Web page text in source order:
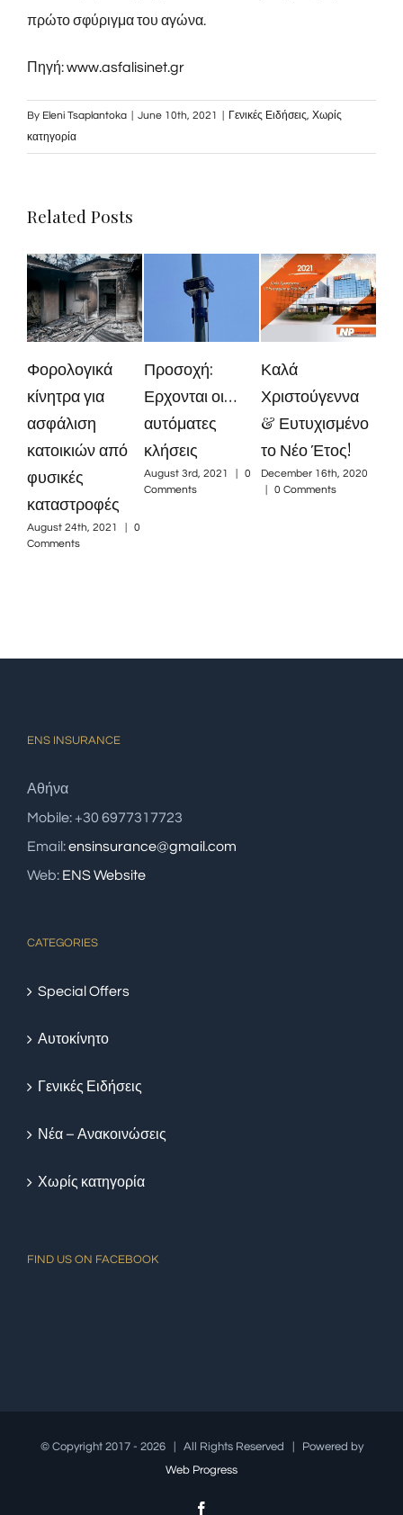
πρώτο σφύριγμα του αγώνα.
Πηγή:www.asfalisinet.gr
By Eleni Tsaplantoka June 10th, 2021 Γενικές Ειδήσεις, Χωρίς
κατηγορία
Related Posts
Φορολογικά
κίνητρα για
ασφάλιση
κατοικιών από
φυσικές
καταστροφές
August 24th, 2021
0
Comments
Προσοχή:
Ερχονται οι…
αυτόματες
κλήσεις
August 3rd, 2021
0
Comments
Καλά
Χριστούγεννα
& Ευτυχισμένο
το Νέο Έτος!
December 16th, 2020
0 Comments
ENS INSURANCE
Αθήνα
Mobile: +30 6977317723
Email:ensinsurance@gmail.com
Web: ENS Website
CATEGORIES
Special Offers
Αυτοκίνητο
Γενικές Ειδήσεις
Νέα – Ανακοινώσεις
Χωρίς κατηγορία
FIND US ON FACEBOOK
© Copyright 2017 - 2026 | All Rights Reserved | Powered by
Web Progress